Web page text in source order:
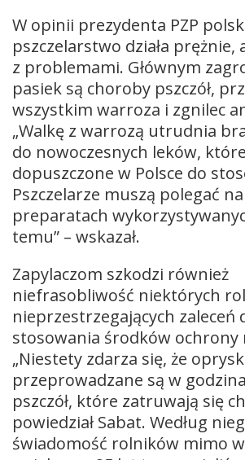
W opinii prezydenta PZP
pszczelarstwo działa prężnie,
z problemami. Głównym
pasiek są choroby pszczół,
wszystkim warroza i zgnilec
„Walkę z warrozą utrudnia
do nowoczesnych leków,
dopuszczone w Polsce do
Pszczelarze muszą polegać
preparatach
temu” – wskazał.
Zapylaczom szkodzi również
niefrasobliwość niektórych
nieprzestrzegających zaleceń
stosowania środków ochrony
„Niestety zdarza się, że
przeprowadzane są w
pszczół, które zatruwają się
powiedział Sabat. Według
świadomość rolników mimo